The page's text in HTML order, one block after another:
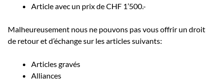
Article avec un prix de CHF 1’500.-
Malheureusement nous ne pouvons pas vous offrir un droit
de retour et d’échange sur les articles suivants:
Articles gravés
Alliances